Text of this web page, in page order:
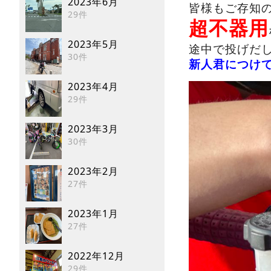
29件
2023年5月
30件
2023年4月
29件
2023年3月
30件
2023年2月
27件
2023年1月
27件
2022年12月
29件
皆様もご存知
超不器用
途中で投げだ
新人君につけ